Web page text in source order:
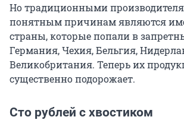
Но традиционными
понятным причинам являются
страны, которые попали в
Германия, Чехия, Бельгия,
Великобритания. Теперь их
существенно подорожает.
Сто рублей с хвостиком